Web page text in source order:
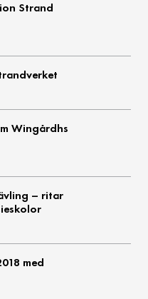
Strand
Wingårdhs
– ritar
med